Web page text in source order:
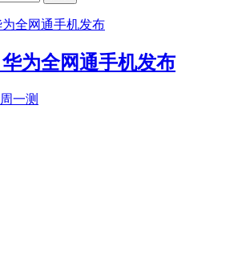
华为全网通手机发布
一测